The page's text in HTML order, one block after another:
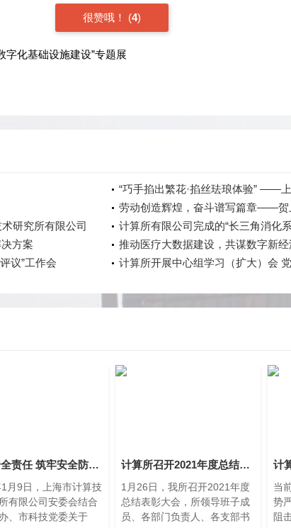
很赞哦！ (4)
字化基础设施建设”专题展
“巧手掐出繁花·掐丝珐琅体验” ——
有限公司庆祝三八妇女节主题活动
劳动创造辉煌，奋斗谱写篇章——贺
公司荣获“上海市五一劳动奖状”
研究所有限公司
计算所有限公司完成的“长三角消化
新示范应用”被收录于上海市科委《
服务业板块
方案
推动医疗大数据建设，共谋数字新经
议”工作会
计算所开展中心组学习（扩大）会
压实安全责任 筑牢安全防线——计算所公司召开2024年度安委会总结会
月9日，上海市计算技
有限公司安委会结合
、市科技党委关于
计算所召开2021年度总结表彰大会
​​​​​​​1月26日，我所召开2021年度
总结表彰大会，所领导班子成
员、各部门负责人、各支部书
当
势
阻